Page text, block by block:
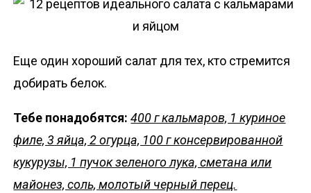
Еще один хороший салат для тех, кто стремится
добирать белок.
Тебе понадобятся:400 г кальмаров, 1 куриное
филе, 3 яйца, 2 огурца, 100 г консервированной
кукурузы, 1 пучок зеленого лука, сметана или
майонез, соль, молотый черный перец.